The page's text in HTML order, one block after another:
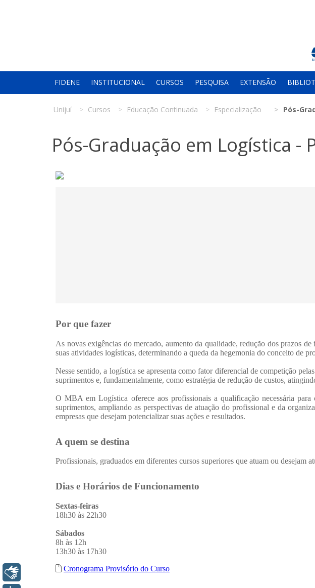
FIDENE INSTITUCIONAL CURSOS PESQUISA EXTENSÃO
Unijuí Cursos Educação Continuada Especialização Pós-
Pós-Graduação em Logística -